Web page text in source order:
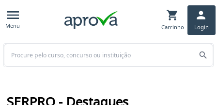
Menu Carrinho Login
Buscar